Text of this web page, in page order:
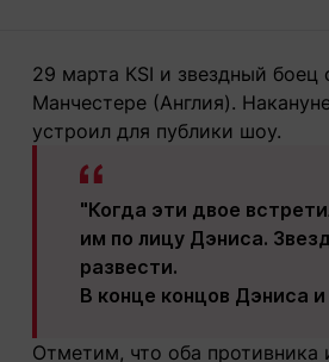
29 марта КSI и звездный
Манчестере (Англия).
устроил для публики шоу.
"Когда эти двое
им по лицу Дэниса.
развести.
В конце концов Дэниса
Отметим, что оба противника